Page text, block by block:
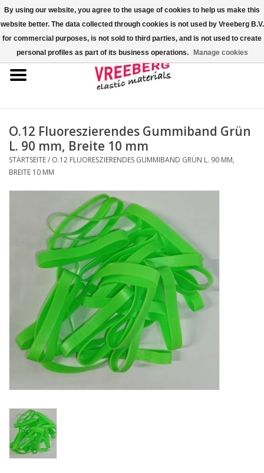
0 Artikel - €0,00
Startseite
Bunte Gummibänder
Gummispannseile
Palettenspanner
Kreuzgummibänder/X-Bands
Fastfix-Spannbänder
Geknotete Elastikschlaufe
Schwarze Gummibänder –
Sonderangebot!
Weiße Gummibänder –
O.12 Fluoreszierendes Gummiband Grün
L. 90 mm, Breite 10 mm
STARTSEITE/ O.12 FLUORESZIERENDES GUMMIBAND GRÜN L. 90 MM,
BREITE 10 MM
By using our website, you agree to the usage of cookies to help us make this
website better. The data collected through cookies is not used by Vreeberg B.V.
for commercial purposes, is not sold to third parties, and is not used to create
personal profiles as part of its business operations.
Manage cookies